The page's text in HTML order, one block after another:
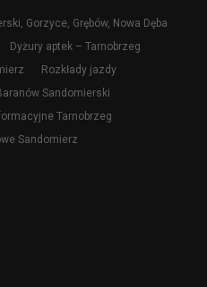
Gorzyce, Grębów, Nowa Dęba
Dyżury aptek – Tarnobrzeg
Rozkłady jazdy
Sandomierski
Tarnobrzeg
Sandomierz